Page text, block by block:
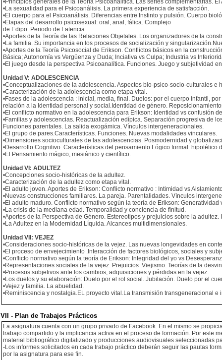
•Principios generales de la Teoría Psicoanalítica. Las series complementarias. El
•La sexualidad para el Psicoanálisis. La primera experiencia de satisfacción.
•El cuerpo para el Psicoanálisis. Diferencias entre Instinto y pulsión. Cuerpo
•Etapas del desarrollo psicosexual: oral, anal, fálica. Complejo
de Edipo. Periodo de Latencia.
•Aportes de la Teoría de las Relaciones Objetales. Los organizadores de la
•La familia. Su importancia en los procesos de socialización y
•Aportes de la Teoría Psicosocial de Erikson. Conflictos básicos en la
Básica; Autonomía vs Vergüenza y Duda; Inciativa vs Culpa; Industria vs
•El juego desde la perspectiva Psicoanalítica. Funciones. Juego y subjetividad
Unidad V: ADOLESCENCIA
•Conceptualizaciones de la adolescencia. Aspectos bio-psico-socio-culturales e
•Caracterización de la adolescencia como etapa vital.
•Fases de la adolescencia : inicial, media, final. Duelos: por el cuerpo infantil,
relación a la Identidad personal y social.Identidad de género.
•El conflicto normativo en la adolescencia para Erikson: Identidad vs confusión
•Familias y adolescencias. Reactualización edípica. Separación progresiva de
Funciones parentales. La salida exogámica. Vínculos intergeneracionales.
•El grupo de pares.Características. Funciones. Nuevas modalidades vinculares.
•Dimensiones socioculturales de las adolescencias. Posmodernidad y
•Desarrollo Cognitivo. Características del pensamiento Lógico formal: hipotético
•El Pensamiento mágico, mesiánico y científico.
Unidad VI: ADULTEZ
•Concepciones socio-históricas de la adultez.
•Caracterización de la adultez como etapa vital.
•El adulto joven. Aportes de Erikson: Conflicto normativo : Intimidad vs
•Nuevas construcciones familiares. La pareja. Parentalidades. Vínculos
•El adulto maduro. Conflicto normativo según la teoría de Erikson: Generatividad
•La crisis de la mediana edad. Temporalidad y conciencia de finitud.
•Aportes de la Perspectiva de Género. Estereotipos y prejuicios sobre la
•La Adultez en la Modernidad Líquida. Alcances multidimensionales.
Unidad VII: VEJEZ
•Consideraciones socio-históricas de la vejez. Las nuevas longevidades en
•El proceso de envejecimiento .Interacción de factores biológicos, sociales y
•Conflicto normativo según la teoría de Erikson: Integridad del yo vs
•Representaciones sociales de la vejez. Prejuicios .Viejismo. Teorías de la
•Procesos subjetivos ante los cambios, adquisiciones y pérdidas en la vejez.
•Los duelos y su elaboración: Duelo por el rol social. Jubilación. Duelo por el
•Vejez y familia. La abuelidad.
•Reminiscencia y nostalgia.EL proyecto vital.La transmisión transgeneracional e
VII - Plan de Trabajos Prácticos
La asignatura cuenta con un grupo privado de Facebook. En el mismo se
trabajo compartido y la implicancia activa en el proceso de formación. Por este
material bibliográfico digitalizado y producciones audiovisuales seleccionadas
-Los informes solicitados en cada trabajo práctico deberán seguir las pautas
por la asignatura para ese fin.